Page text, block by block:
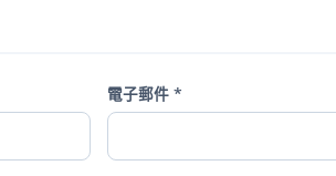
電子郵件 *